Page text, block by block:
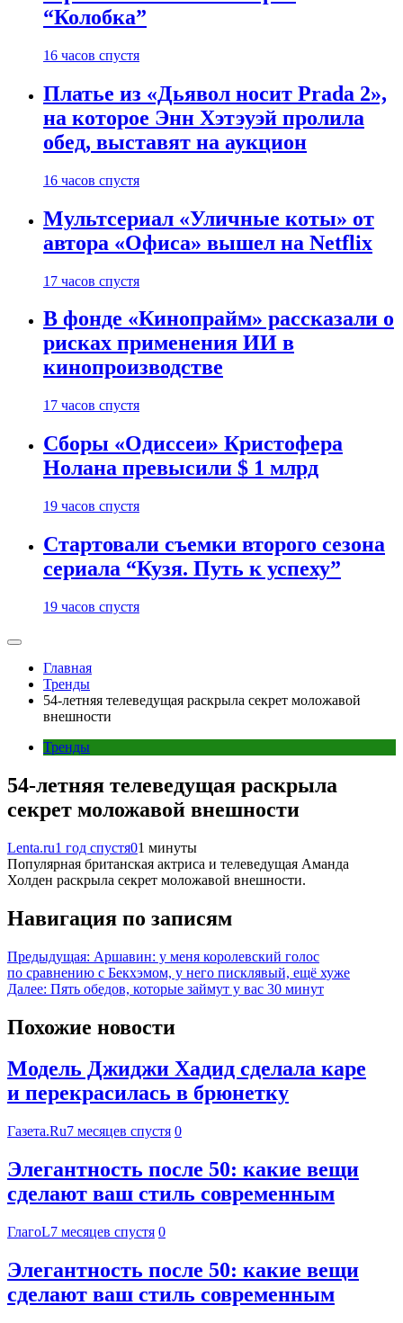
“Колобка”
16 часов спустя
Платье из «Дьявол носит Prada 2»,
на которое Энн Хэтэуэй пролила
обед, выставят на аукцион
16 часов спустя
Мультсериал «Уличные коты» от
автора «Офиса» вышел на Netflix
17 часов спустя
В фонде «Кинопрайм» рассказали о
рисках применения ИИ в
кинопроизводстве
17 часов спустя
Сборы «Одиссеи» Кристофера
Нолана превысили $ 1 млрд
19 часов спустя
Стартовали съемки второго сезона
сериала “Кузя. Путь к успеху”
19 часов спустя
Главная
Тренды
54-летняя телеведущая раскрыла секрет моложавой
внешности
Тренды
54-летняя телеведущая раскрыла
секрет моложавой внешности
Lenta.ru1 год спустя01 минуты
Популярная британская актриса и телеведущая Аманда
Холден раскрыла секрет моложавой внешности.
Навигация по записям
Предыдущая: Аршавин: у меня королевский голос
по сравнению с Бекхэмом, у него писклявый, ещё хуже
Далее: Пять обедов, которые займут у вас 30 минут
Похожие новости
Модель Джиджи Хадид сделала каре
и перекрасилась в брюнетку
Газета.Ru7 месяцев спустя 0
Элегантность после 50: какие вещи
сделают ваш стиль современным
ГлагоL7 месяцев спустя 0
Элегантность после 50: какие вещи
сделают ваш стиль современным